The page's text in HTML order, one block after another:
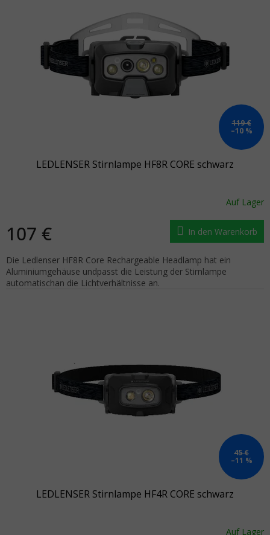
119 €
–10 %
LEDLENSER Stirnlampe HF8R CORE schwarz
Auf Lager
107 € In den Warenkorb
Die Ledlenser HF8R Core Rechargeable Headlamp hat ein
Aluminiumgehäuse undpasst die Leistung der Stirnlampe
automatischan die Lichtverhältnisse an.
45 €
–11 %
LEDLENSER Stirnlampe HF4R CORE schwarz
Auf Lager